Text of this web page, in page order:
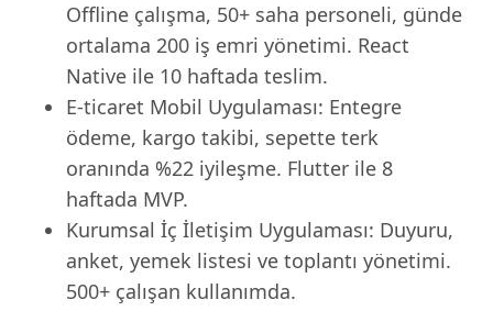
Offline çalışma, 50+ saha personeli, günde
ortalama 200 iş emri yönetimi. React
Native ile 10 haftada teslim.
E-ticaret Mobil Uygulaması: Entegre
ödeme, kargo takibi, sepette terk
oranında %22 iyileşme. Flutter ile 8
haftada MVP.
Kurumsal İç İletişim Uygulaması: Duyuru,
anket, yemek listesi ve toplantı yönetimi.
500+ çalışan kullanımda.